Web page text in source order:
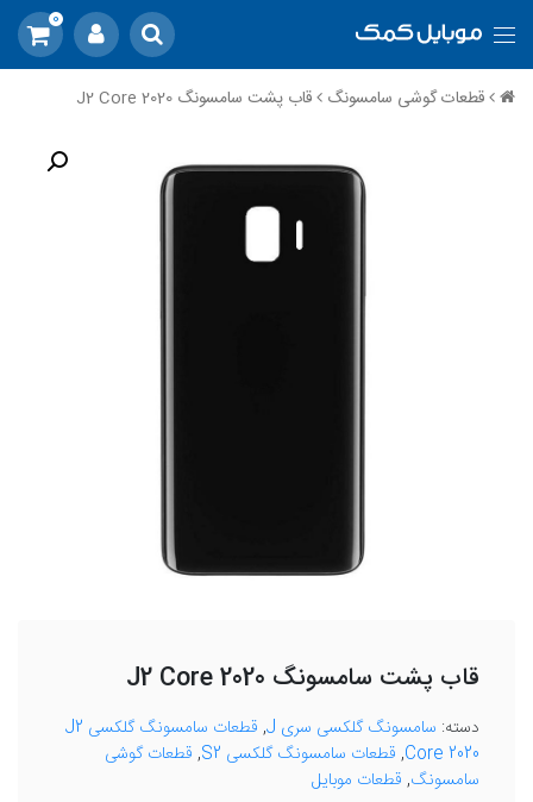
0
قطعات گوشی سامسونگ قاب پشت سامسونگ J2 Core 2020
قاب پشت سامسونگ J2 Core 2020
دسته: سامسونگ گلکسی سری J ,
قطعات سامسونگ گلکسی J2
Core 2020
, قطعات سامسونگ گلکسی S2 , قطعات گوشی
سامسونگ, قطعات موبایل